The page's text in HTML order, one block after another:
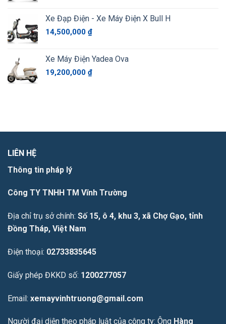
Xe Đạp Điện - Xe Máy Điện X Bull H
14,500,000 ₫
Xe Máy Điện Yadea Ova
19,200,000 ₫
LIÊN HỆ
Thông tin pháp lý
Công TY TNHH TM Vĩnh Trường
Địa chỉ trụ sở chính: Số 15, ô 4, khu 3, xã Chợ Gạo, tỉnh
Đồng Tháp, Việt Nam
Điện thoại: 02733835645
Giấy phép ĐKKD số: 1200277057
Email: xemayvinhtruong@gmail.com
Người đại diện theo pháp luật của công ty: Ông Hàng